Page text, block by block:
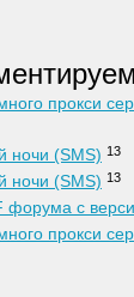
прокси
ночи (SMS) 13
ночи (SMS) 13
форума с
прокси